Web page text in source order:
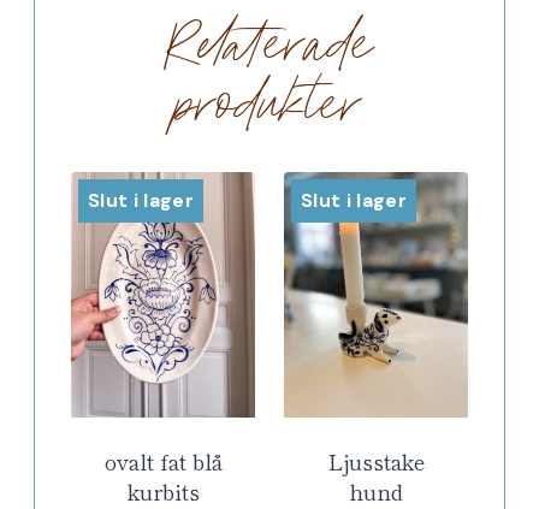
Relaterade
produkter
Slut i lager
ovalt fat blå
kurbits
Slut i lager
Ljusstake
hund